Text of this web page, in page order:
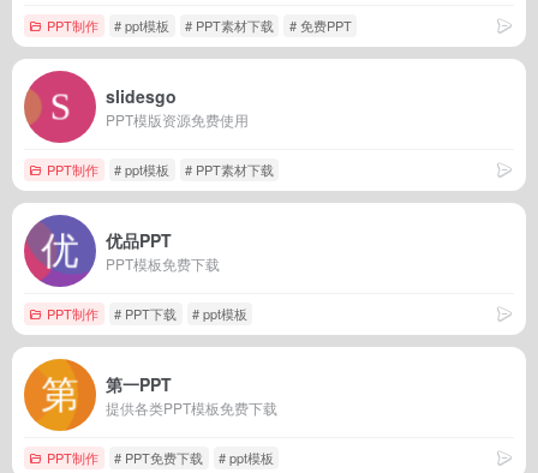
PPT制作 # ppt模板 # PPT素材下载 # 免费PPT
slidesgo
PPT模版资源免费使用
PPT制作 # ppt模板 # PPT素材下载
优品PPT
PPT模板免费下载
PPT制作 # PPT下载 # ppt模板
第一PPT
提供各类PPT模板免费下载
PPT制作 # PPT免费下载 # ppt模板